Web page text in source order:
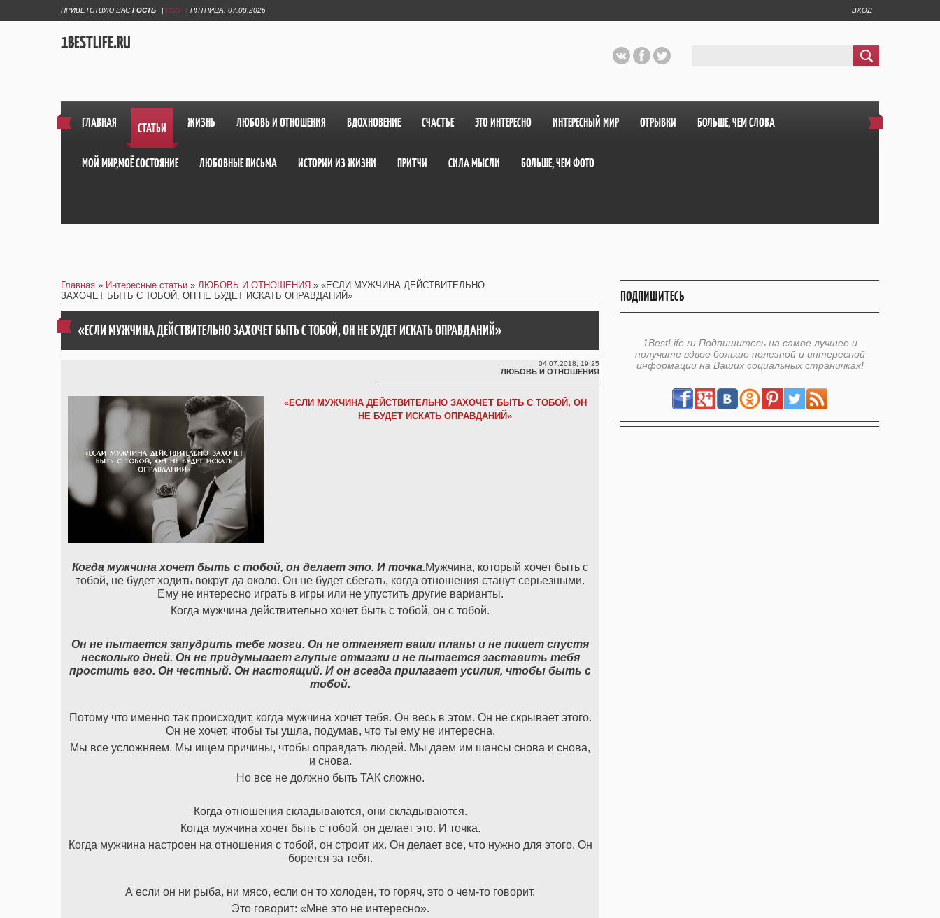
ПРИВЕТСТВУЮ ВАС ГОСТЬ | RSS | ПЯТНИЦА, 07.08.2026 ВХОД
1BESTLIFE.RU
ГЛАВНАЯ СТАТЬИ ЖИЗНЬ ЛЮБОВЬ И ОТНОШЕНИЯ ВДОХНОВЕНИЕ СЧАСТЬЕ ЭТО ИНТЕРЕСНО ИНТЕРЕСНЫЙ МИР ОТРЫВКИ БОЛЬШЕ, ЧЕМ СЛОВА
МОЙ МИР,МОЁ СОСТОЯНИЕ ЛЮБОВНЫЕ ПИСЬМА ИСТОРИИ ИЗ ЖИЗНИ ПРИТЧИ СИЛА МЫСЛИ БОЛЬШЕ, ЧЕМ ФОТО
Главная » Интересные статьи » ЛЮБОВЬ И ОТНОШЕНИЯ » «ЕСЛИ МУЖЧИНА ДЕЙСТВИТЕЛЬНО
ЗАХОЧЕТ БЫТЬ С ТОБОЙ, ОН НЕ БУДЕТ ИСКАТЬ ОПРАВДАНИЙ»
«ЕСЛИ МУЖЧИНА ДЕЙСТВИТЕЛЬНО ЗАХОЧЕТ БЫТЬ С ТОБОЙ, ОН НЕ БУДЕТ ИСКАТЬ ОПРАВДАНИЙ»
04.07.2018, 19:25
ЛЮБОВЬ И ОТНОШЕНИЯ
«ЕСЛИ МУЖЧИНА ДЕЙСТВИТЕЛЬНО ЗАХОЧЕТ БЫТЬ С ТОБОЙ, ОН
НЕ БУДЕТ ИСКАТЬ ОПРАВДАНИЙ»
Когда мужчина хочет быть с тобой, он делает это. И точка.Мужчина, который хочет быть с
тобой, не будет ходить вокруг да около. Он не будет сбегать, когда отношения станут серьезными.
Ему не интересно играть в игры или не упустить другие варианты.
Когда мужчина действительно хочет быть с тобой, он с тобой.
Он не пытается запудрить тебе мозги. Он не отменяет ваши планы и не пишет спустя
несколько дней. Он не придумывает глупые отмазки и не пытается заставить тебя
простить его. Он честный. Он настоящий. И он всегда прилагает усилия, чтобы быть с
тобой.
Потому что именно так происходит, когда мужчина хочет тебя. Он весь в этом. Он не скрывает этого.
Он не хочет, чтобы ты ушла, подумав, что ты ему не интересна.
Мы все усложняем. Мы ищем причины, чтобы оправдать людей. Мы даем им шансы снова и снова,
и снова.
Но все не должно быть ТАК сложно.
Когда отношения складываются, они складываются.
Когда мужчина хочет быть с тобой, он делает это. И точка.
Когда мужчина настроен на отношения с тобой, он строит их. Он делает все, что нужно для этого. Он
борется за тебя.
А если он ни рыба, ни мясо, если он то холоден, то горяч, это о чем-то говорит.
Это говорит: «Мне это не интересно».
ПОДПИШИТЕСЬ
1BestLife.ru Подпишитесь на самое лучшее и
получите вдвое больше полезной и интересной
информации на Ваших социальных страничках!